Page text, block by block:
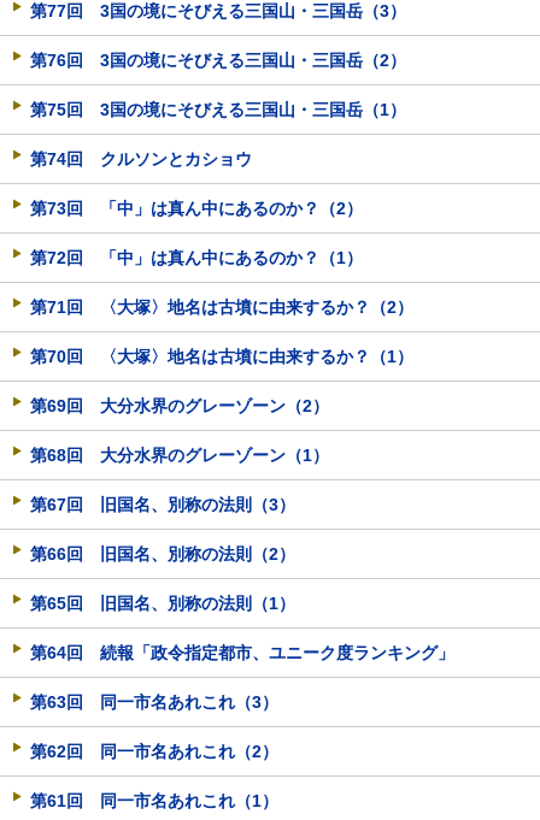
第77回 3国の境にそびえる三国山・三国岳（3）
第76回 3国の境にそびえる三国山・三国岳（2）
第75回 3国の境にそびえる三国山・三国岳（1）
第74回 クルソンとカショウ
第73回 「中」は真ん中にあるのか？（2）
第72回 「中」は真ん中にあるのか？（1）
第71回 〈大塚〉地名は古墳に由来するか？（2）
第70回 〈大塚〉地名は古墳に由来するか？（1）
第69回 大分水界のグレーゾーン（2）
第68回 大分水界のグレーゾーン（1）
第67回 旧国名、別称の法則（3）
第66回 旧国名、別称の法則（2）
第65回 旧国名、別称の法則（1）
第64回 続報「政令指定都市、ユニーク度ランキング」
第63回 同一市名あれこれ（3）
第62回 同一市名あれこれ（2）
第61回 同一市名あれこれ（1）